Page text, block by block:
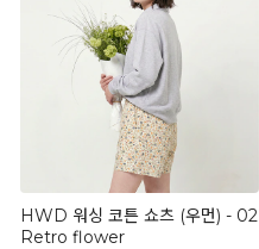
HWD 워싱 코튼 쇼츠 (우먼) - 02
Retro flower